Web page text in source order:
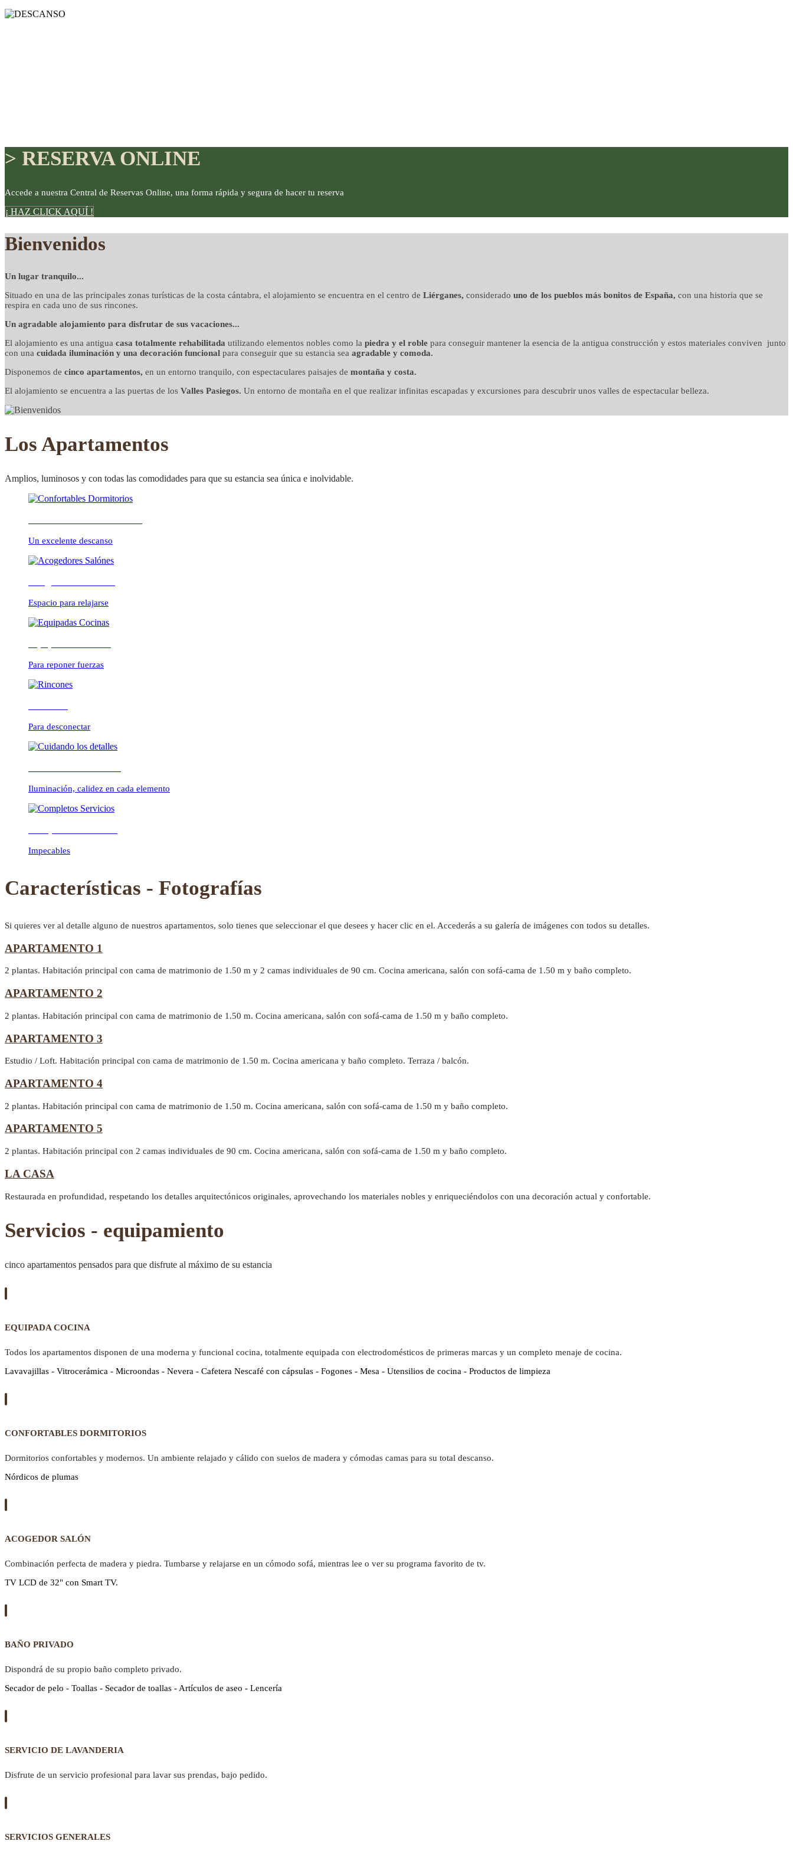
DISFRUTE
detalles cuidados con mimo
CONFORTABLE
ambientes cálidos y relajados
> RESERVA ONLINE
Accede a nuestra Central de Reservas Online, una forma rápida y segura de hacer tu reserva
¡ HAZ CLICK AQUÍ !
Bienvenidos
Un lugar tranquilo...
Situado en una de las principales zonas turísticas de la costa cántabra, el alojamiento se encuentra en el centro de Liérganes, considerado uno de los pueblos más bonitos de España, con una historia que se
respira en cada uno de sus rincones.
Un agradable alojamiento para disfrutar de sus vacaciones...
El alojamiento es una antigua casa totalmente rehabilitada utilizando elementos nobles como la piedra y el roble para conseguir mantener la esencia de la antigua construcción y estos materiales conviven junto
con una cuidada iluminación y una decoración funcional para conseguir que su estancia sea agradable y comoda.
Disponemos de cinco apartamentos, en un entorno tranquilo, con espectaculares paisajes de montaña y costa.
El alojamiento se encuentra a las puertas de los Valles Pasiegos. Un entorno de montaña en el que realizar infinitas escapadas y excursiones para descubrir unos valles de espectacular belleza.
Los Apartamentos
Amplios, luminosos y con todas las comodidades para que su estancia sea única e inolvidable.
Un excelente descanso
Espacio para relajarse
Para reponer fuerzas
Para desconectar
Iluminación, calidez en cada elemento
Impecables
Características - Fotografías
Si quieres ver al detalle alguno de nuestros apartamentos, solo tienes que seleccionar el que desees y hacer clic en el. Accederás a su galería de imágenes con todos su detalles.
APARTAMENTO 1
2 plantas. Habitación principal con cama de matrimonio de 1.50 m y 2 camas individuales de 90 cm. Cocina americana, salón con sofá-cama de 1.50 m y baño completo.
APARTAMENTO 2
2 plantas. Habitación principal con cama de matrimonio de 1.50 m. Cocina americana, salón con sofá-cama de 1.50 m y baño completo.
APARTAMENTO 3
Estudio / Loft. Habitación principal con cama de matrimonio de 1.50 m. Cocina americana y baño completo. Terraza / balcón.
APARTAMENTO 4
2 plantas. Habitación principal con cama de matrimonio de 1.50 m. Cocina americana, salón con sofá-cama de 1.50 m y baño completo.
APARTAMENTO 5
2 plantas. Habitación principal con 2 camas individuales de 90 cm. Cocina americana, salón con sofá-cama de 1.50 m y baño completo.
LA CASA
Restaurada en profundidad, respetando los detalles arquitectónicos originales, aprovechando los materiales nobles y enriqueciéndolos con una decoración actual y confortable.
Servicios - equipamiento
cinco apartamentos pensados para que disfrute al máximo de su estancia
EQUIPADA COCINA
Todos los apartamentos disponen de una moderna y funcional cocina, totalmente equipada con electrodomésticos de primeras marcas y un completo menaje de cocina.
Lavavajillas - Vitrocerámica - Microondas - Nevera - Cafetera Nescafé con cápsulas - Fogones - Mesa - Utensilios de cocina - Productos de limpieza
CONFORTABLES DORMITORIOS
Dormitorios confortables y modernos. Un ambiente relajado y cálido con suelos de madera y cómodas camas para su total descanso.
Nórdicos de plumas
ACOGEDOR SALÓN
Combinación perfecta de madera y piedra. Tumbarse y relajarse en un cómodo sofá, mientras lee o ver su programa favorito de tv.
TV LCD de 32" con Smart TV.
BAÑO PRIVADO
Dispondrá de su propio baño completo privado.
Secador de pelo - Toallas - Secador de toallas - Artículos de aseo - Lencería
SERVICIO DE LAVANDERIA
Disfrute de un servicio profesional para lavar sus prendas, bajo pedido.
SERVICIOS GENERALES